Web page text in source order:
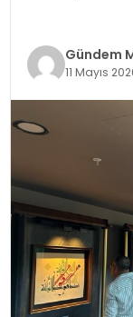
SPOR
TEKNOLOJI
Gündem
11 Mayıs